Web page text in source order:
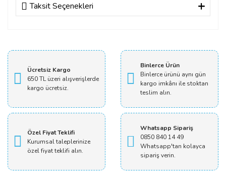
Bu ürüne ilk yorumu siz yapın!
Taksit Seçenekleri
Ücretsiz Kargo
650 TL üzeri alışverişlerde
kargo ücretsiz.
Binlerce Ürün
Binlerce ürünü aynı gün
kargo imkânı ile stoktan
teslim alın.
Özel Fiyat Teklifi
Kurumsal taleplerinize
özel fiyat teklifi alın.
Whatsapp Sipariş
0850 840 14 49
Whatsapp'tan kolayca
sipariş verin.